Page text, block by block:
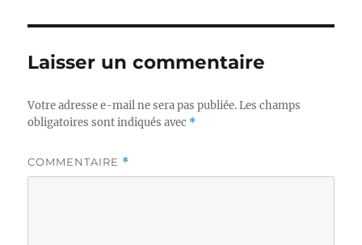
Laisser un commentaire
Votre adresse e-mail ne sera pas publiée. Les champs
obligatoires sont indiqués avec *
COMMENTAIRE *